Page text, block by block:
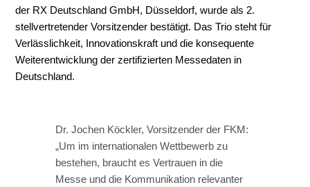
der RX Deutschland GmbH, Düsseldorf, wurde als 2.
stellvertretender Vorsitzender bestätigt. Das Trio steht für
Verlässlichkeit, Innovationskraft und die konsequente
Weiterentwicklung der zertifizierten Messedaten in
Deutschland.
Dr. Jochen Köckler, Vorsitzender der FKM:
„Um im internationalen Wettbewerb zu
bestehen, braucht es Vertrauen in die
Messe und die Kommunikation relevanter